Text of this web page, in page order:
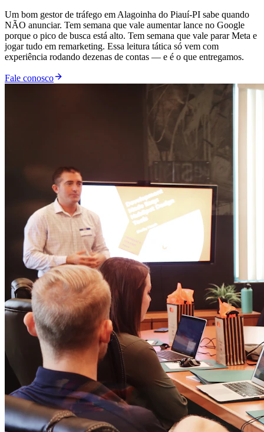
Um bom gestor de tráfego em Alagoinha do Piauí-PI sabe quando
NÃO anunciar. Tem semana que vale aumentar lance no Google
porque o pico de busca está alto. Tem semana que vale parar Meta e
jogar tudo em remarketing. Essa leitura tática só vem com
experiência rodando dezenas de contas — e é o que entregamos.
Fale conosco